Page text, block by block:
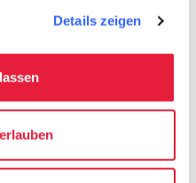
Details zeigen
aus Podenzana